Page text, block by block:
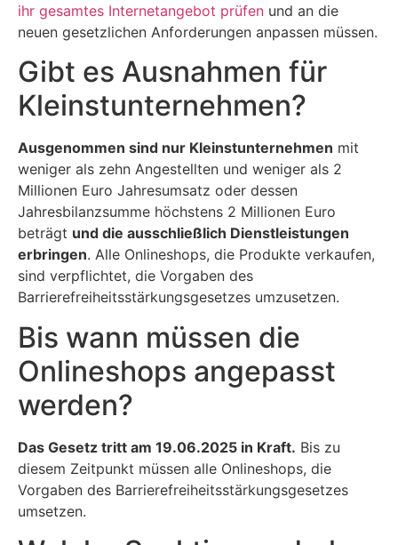
ihr gesamtes Internetangebot prüfen und an die
neuen gesetzlichen Anforderungen anpassen müssen.
Gibt es Ausnahmen für
Kleinstunternehmen?
Ausgenommen sind nur Kleinstunternehmen mit
weniger als zehn Angestellten und weniger als 2
Millionen Euro Jahresumsatz oder dessen
Jahresbilanzsumme höchstens 2 Millionen Euro
beträgt und die ausschließlich Dienstleistungen
erbringen. Alle Onlineshops, die Produkte verkaufen,
sind verpflichtet, die Vorgaben des
Barrierefreiheitsstärkungsgesetzes umzusetzen.
Bis wann müssen die
Onlineshops angepasst
werden?
Das Gesetz tritt am 19.06.2025 in Kraft. Bis zu
diesem Zeitpunkt müssen alle Onlineshops, die
Vorgaben des Barrierefreiheitsstärkungsgesetzes
umsetzen.